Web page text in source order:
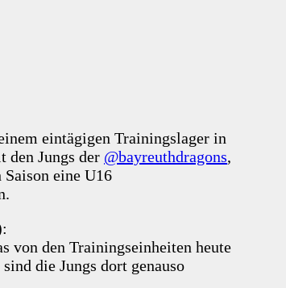
eintägigen Trainingslager in
den Jungs der @bayreuthdragons,
eine U16
von den Trainingseinheiten heute
die Jungs dort genauso